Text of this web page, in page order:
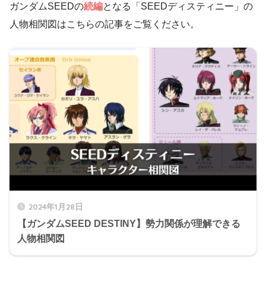
ガンダムSEEDの続編となる「SEEDディスティニー」の
人物相関図はこちらの記事をご覧ください。
2024年1月28日
【ガンダムSEED DESTINY】勢力関係が理解できる
人物相関図